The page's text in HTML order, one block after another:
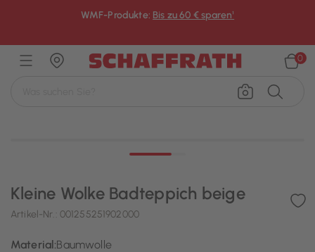
WMF-Produkte: Bis zu 60 € sparen¹
0
Kleine Wolke Badteppich beige
Artikel-Nr.: 001255251902000
Material:Baumwolle